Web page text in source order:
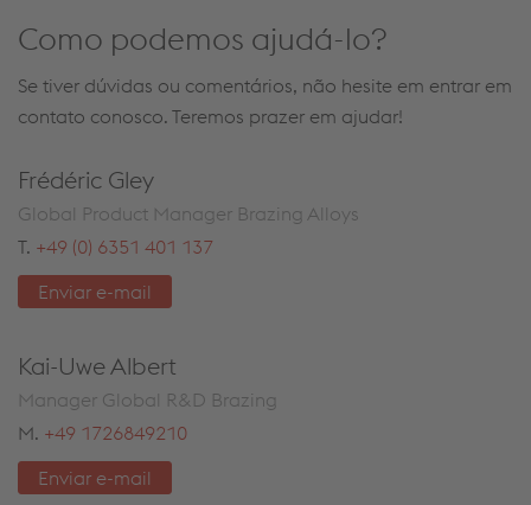
Como podemos ajudá-lo?
Se tiver dúvidas ou comentários, não hesite em entrar em
contato conosco. Teremos prazer em ajudar!
Frédéric Gley
Global Product Manager Brazing Alloys
T. +49 (0) 6351 401 137
Enviar e-mail
Kai-Uwe Albert
Manager Global R&D Brazing
M. +49 1726849210
Enviar e-mail